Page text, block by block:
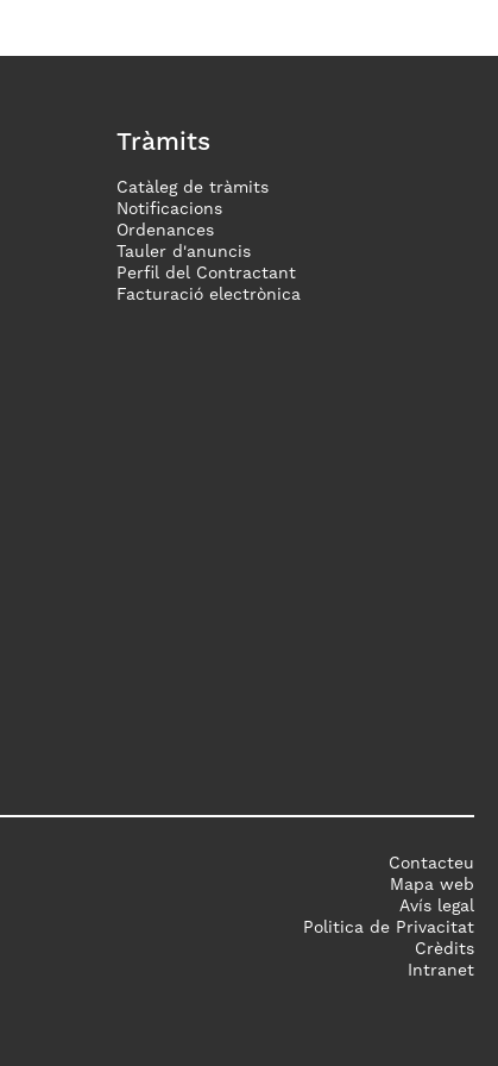
Tràmits
Catàleg de tràmits
Notificacions
Ordenances
Tauler d'anuncis
Perfil del Contractant
Facturació electrònica
Contacteu
Mapa web
Avís legal
Politica de Privacitat
Crèdits
Intranet